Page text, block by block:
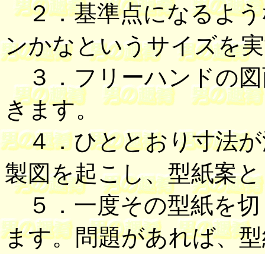
２．基準点になるよう
ンかなというサイズを
３．フリーハンドの
きます。
４．ひととおり寸法が
製図を起こし、型紙案
５．一度その型紙を
ます。問題があれば、